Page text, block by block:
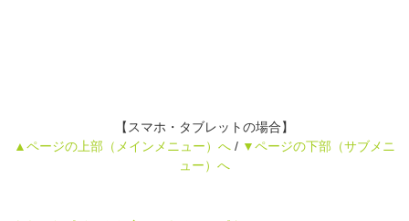
【スマホ・タブレットの場合】
▲ページの上部（メインメニュー）へ / ▼ページの下部（サブメニ
ュー）へ